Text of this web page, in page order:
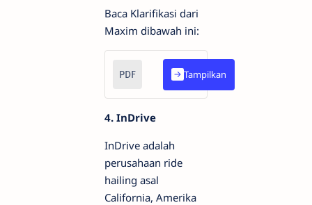
Baca Klarifikasi dari
Maxim dibawah ini:
Surat Klarifikasi Maxim
100kb Tampilkan
4. InDrive
InDrive adalah
perusahaan ride
hailing asal
California, Amerika